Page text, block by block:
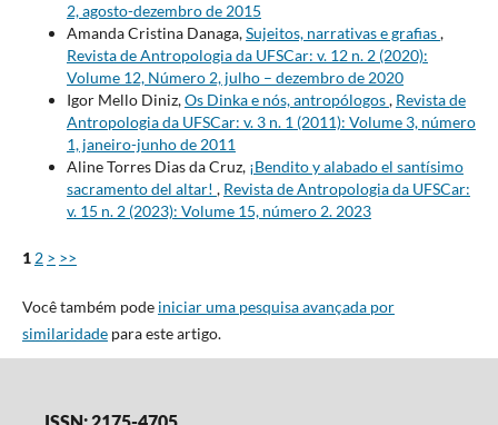
2, agosto-dezembro de 2015
Amanda Cristina Danaga,Sujeitos, narrativas e grafias,
Revista de Antropologia da UFSCar: v. 12 n. 2 (2020):
Volume 12, Número 2, julho – dezembro de 2020
Igor Mello Diniz,Os Dinka e nós, antropólogos, Revista de
Antropologia da UFSCar: v. 3 n. 1 (2011): Volume 3, número
1, janeiro-junho de 2011
Aline Torres Dias da Cruz, ¡Bendito y alabado el santísimo
sacramento del altar! , Revista de Antropologia da UFSCar:
v. 15 n. 2 (2023): Volume 15, número 2. 2023
1 2 > >>
Você também pode iniciar uma pesquisa avançada por
similaridadepara este artigo.
ISSN: 2175-4705